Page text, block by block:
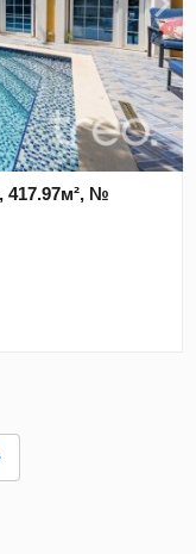
417.97м², №